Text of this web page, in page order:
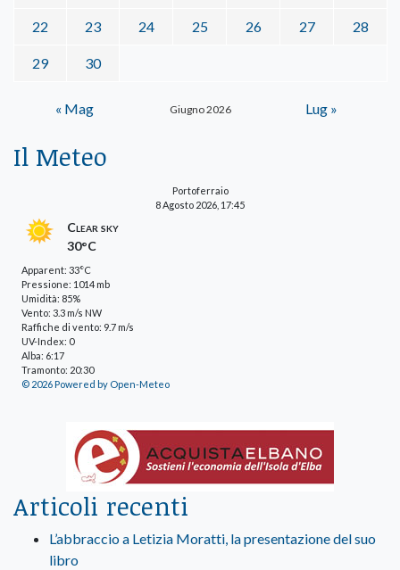
Giugno 2026
22 23 24 25 26 27 28
29 30
« Mag Lug »
Il Meteo
Portoferraio
8 Agosto 2026, 17:45
Clear sky
30°C
Apparent: 33°C
Pressione: 1014 mb
Umidità: 85%
Vento: 3.3 m/s NW
Raffiche di vento: 9.7 m/s
UV-Index: 0
Alba: 6:17
Tramonto: 20:30
© 2026 Powered by Open-Meteo
Articoli recenti
L’abbraccio a Letizia Moratti, la presentazione del suo
libro